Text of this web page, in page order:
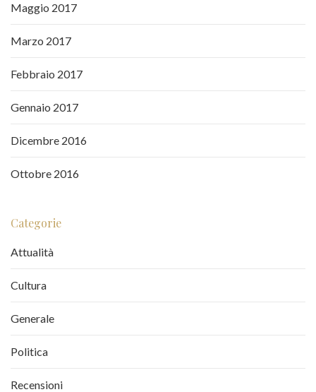
Maggio 2017
Marzo 2017
Febbraio 2017
Gennaio 2017
Dicembre 2016
Ottobre 2016
Categorie
Attualità
Cultura
Generale
Politica
Recensioni